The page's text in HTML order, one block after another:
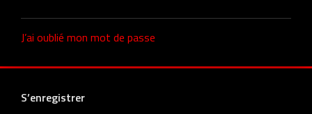
J’ai oublié mon mot de passe
S’enregistrer